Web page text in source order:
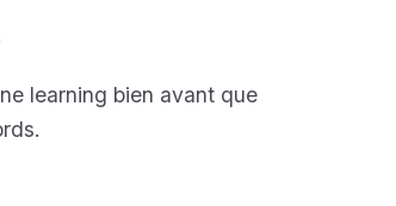
learning bien avant que